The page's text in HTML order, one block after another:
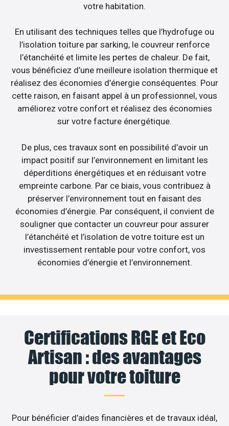
votre habitation.
En utilisant des techniques telles que l’hydrofuge ou
l’isolation toiture par sarking, le couvreur renforce
l’étanchéité et limite les pertes de chaleur. De fait,
vous bénéficiez d’une meilleure isolation thermique et
réalisez des économies d’énergie conséquentes. Pour
cette raison, en faisant appel à un professionnel, vous
améliorez votre confort et réalisez des économies
sur votre facture énergétique.
De plus, ces travaux sont en possibilité d’avoir un
impact positif sur l’environnement en limitant les
déperditions énergétiques et en réduisant votre
empreinte carbone. Par ce biais, vous contribuez à
préserver l’environnement tout en faisant des
économies d’énergie. Par conséquent, il convient de
souligner que contacter un couvreur pour assurer
l’étanchéité et l’isolation de votre toiture est un
investissement rentable pour votre confort, vos
économies d’énergie et l’environnement.
Certifications RGE et Eco
Artisan : des avantages
pour votre toiture
Pour bénéficier d’aides financières et de travaux idéal,